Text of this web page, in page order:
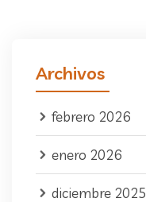
Archivos
febrero 2026
enero 2026
diciembre 2025